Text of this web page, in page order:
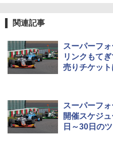
関連記事
スーパーフ
リンクもて
売りチケッ
スーパーフ
開催スケジ
日～30日の